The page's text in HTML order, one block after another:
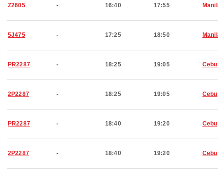
Z2605 - 16:40 17:55
5J475 - 17:25 18:50
PR2287 - 18:25 19:05 Cebu
2P2287 - 18:25 19:05 Cebu
PR2287 - 18:40 19:20 Cebu
2P2287 - 18:40 19:20 Cebu